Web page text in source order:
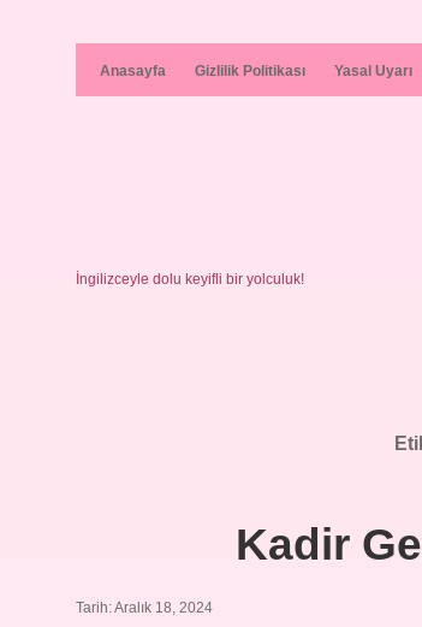
Anasayfa Gizlilik Politikası Yasal Uyarı
İngilizceyle dolu keyifli bir yolculuk!
Kadir
Tarih: Aralık 18, 2024